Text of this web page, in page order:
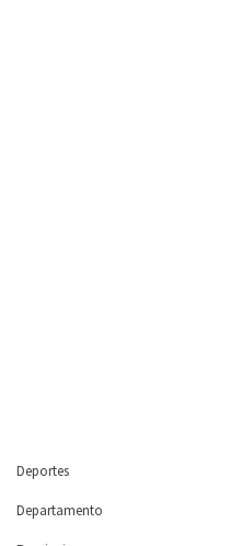
Deportes
Departamento